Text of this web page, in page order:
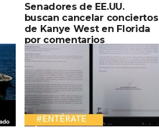
Senadores de EE.UU.
buscan cancelar conciertos
de Kanye West en Florida
por comentarios
antisemitas